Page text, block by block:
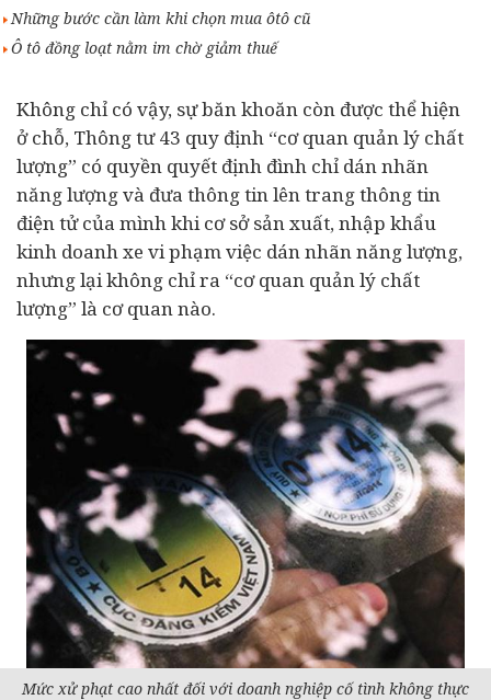
Những bước cần làm khi chọn mua ôtô cũ
Ô tô đồng loạt nằm im chờ giảm thuế
Không chỉ có vậy, sự băn khoăn còn được thể hiện
ở chỗ, Thông tư 43 quy định “cơ quan quản lý chất
lượng” có quyền quyết định đình chỉ dán nhãn
năng lượng và đưa thông tin lên trang thông tin
điện tử của mình khi cơ sở sản xuất, nhập khẩu
kinh doanh xe vi phạm việc dán nhãn năng lượng,
nhưng lại không chỉ ra “cơ quan quản lý chất
lượng” là cơ quan nào.
Mức xử phạt cao nhất đối với doanh nghiệp cố tình không thực